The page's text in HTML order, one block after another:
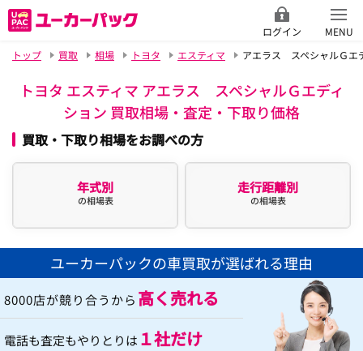
ログイン
MENU
トップ
買取 相場 トヨタ エスティマ アエラス スペシャルＧエ
トヨタ エスティマ アエラス スペシャルＧエディ
ション 買取相場・査定・下取り価格
買取・下取り相場をお調べの方
年式別
の相場表
走行距離別
の相場表
ユーカーパックの車買取が選ばれる理由
8000店が競り合うから 高く売れる
電話も査定もやりとりは １社だけ